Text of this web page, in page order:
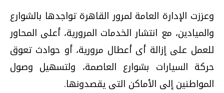
وعززت الإدارة العامة لمرور القاهرة تواجدها بالشوارع
والميادين، مع انتشار الخدمات المرورية، أعلى المحاور
للعمل على إزالة أى أعطال مرورية، أو حوادث تعوق
حركة السيارات بشوارع العاصمة، ولتسهيل وصول
المواطنين إلى الأماكن التى يقصدونها.